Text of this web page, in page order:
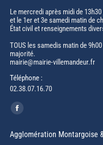
Le mercredi après midi de 13h30
et le 1er et 3e samedi matin de
État civil et renseignements
TOUS les samedis matin de
majorité.
mairie@mairie-villemandeur.fr
Téléphone :
02.38.07.16.70
Trouvez nous sur :
Facebook
opens
Agglomération Montargoise